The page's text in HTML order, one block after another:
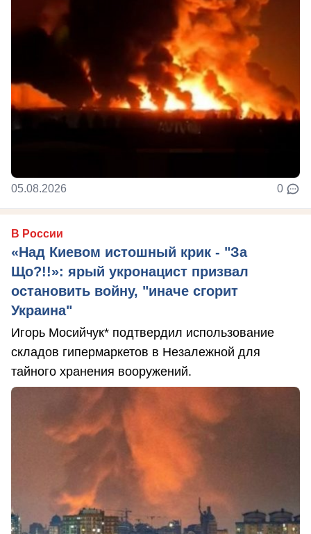
05.08.2026 0
В России
«Над Киевом истошный крик - "За
Що?!!»: ярый укронацист призвал
остановить войну, "иначе сгорит
Украина"
Игорь Мосийчук* подтвердил использование
складов гипермаркетов в Незалежной для
тайного хранения вооружений.